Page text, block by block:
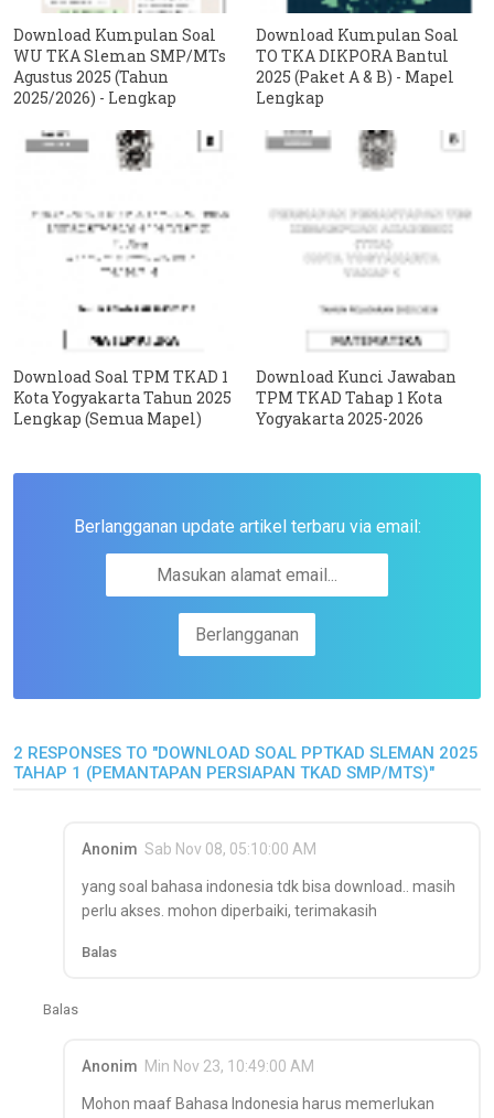
Download Kumpulan Soal
WU TKA Sleman SMP/MTs
Agustus 2025 (Tahun
2025/2026) - Lengkap
Download Kumpulan Soal
TO TKA DIKPORA Bantul
2025 (Paket A & B) - Mapel
Lengkap
Download Soal TPM TKAD 1
Kota Yogyakarta Tahun 2025
Lengkap (Semua Mapel)
Download Kunci Jawaban
TPM TKAD Tahap 1 Kota
Yogyakarta 2025-2026
Berlangganan update artikel terbaru via email:
2 RESPONSES TO "DOWNLOAD SOAL PPTKAD SLEMAN 2025
TAHAP 1 (PEMANTAPAN PERSIAPAN TKAD SMP/MTS)"
Anonim Sab Nov 08, 05:10:00 AM
yang soal bahasa indonesia tdk bisa download.. masih
perlu akses. mohon diperbaiki, terimakasih
Balas
Balas
Anonim Min Nov 23, 10:49:00 AM
Mohon maaf Bahasa Indonesia harus memerlukan